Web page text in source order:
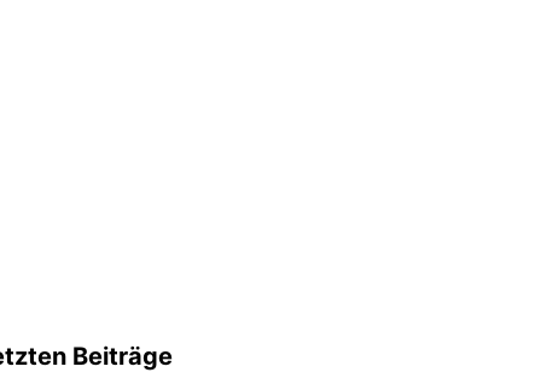
Beiträge